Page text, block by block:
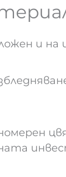
и на